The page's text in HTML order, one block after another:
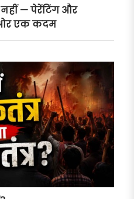
— पेरेंटिंग और
ओर एक कदम